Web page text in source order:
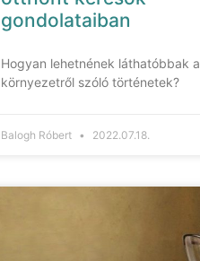
gondolataiban
Hogyan lehetnének láthatóbbak a
környezetről szóló történetek?
Balogh Róbert 2022.07.18.